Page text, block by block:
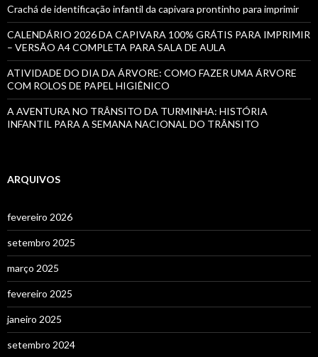
Crachá de identificação infantil da capivara prontinho para imprimir
CALENDÁRIO 2026 DA CAPIVARA 100% GRÁTIS PARA IMPRIMIR
– VERSÃO A4 COMPLETA PARA SALA DE AULA
ATIVIDADE DO DIA DA ÁRVORE: COMO FAZER UMA ÁRVORE
COM ROLOS DE PAPEL HIGIÊNICO
A AVENTURA NO TRÂNSITO DA TURMINHA: HISTÓRIA
INFANTIL PARA A SEMANA NACIONAL DO TRÂNSITO
ARQUIVOS
fevereiro 2026
setembro 2025
março 2025
fevereiro 2025
janeiro 2025
setembro 2024